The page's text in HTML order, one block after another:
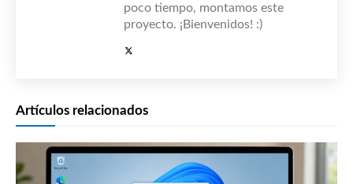
poco tiempo, montamos este
proyecto. ¡Bienvenidos! :)
Artículos relacionados